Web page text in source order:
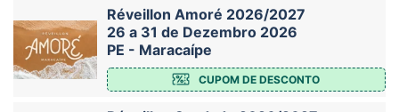
Réveillon Amoré 2026/2027
26 a 31 de Dezembro 2026
PE - Maracaípe
CUPOM DE DESCONTO